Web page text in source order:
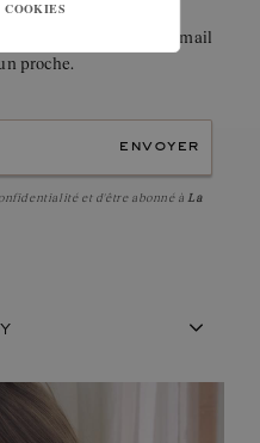
de cette création par e-mail
proche.
envoyer
et d'être abonné à La
COOKIES